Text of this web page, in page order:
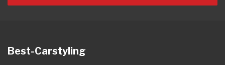
Best-Carstyling